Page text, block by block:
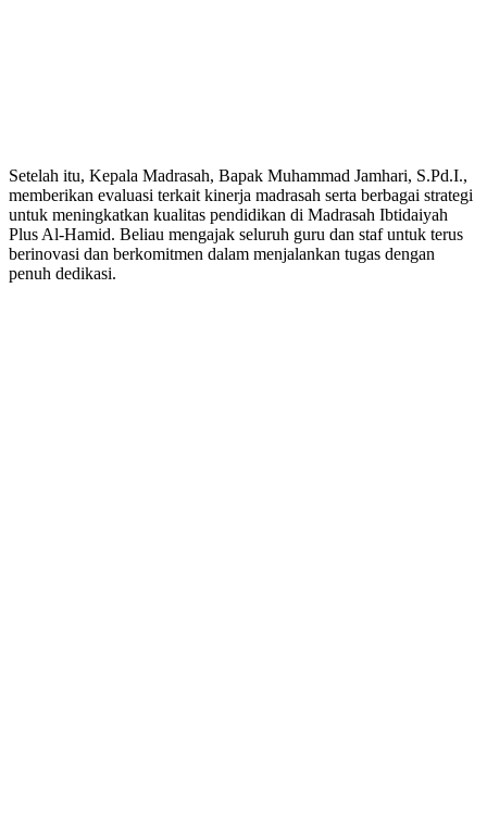
Setelah itu, Kepala Madrasah, Bapak Muhammad Jamhari, S.Pd.I.,
memberikan evaluasi terkait kinerja madrasah serta berbagai strategi
untuk meningkatkan kualitas pendidikan di Madrasah Ibtidaiyah
Plus Al-Hamid. Beliau mengajak seluruh guru dan staf untuk terus
berinovasi dan berkomitmen dalam menjalankan tugas dengan
penuh dedikasi.